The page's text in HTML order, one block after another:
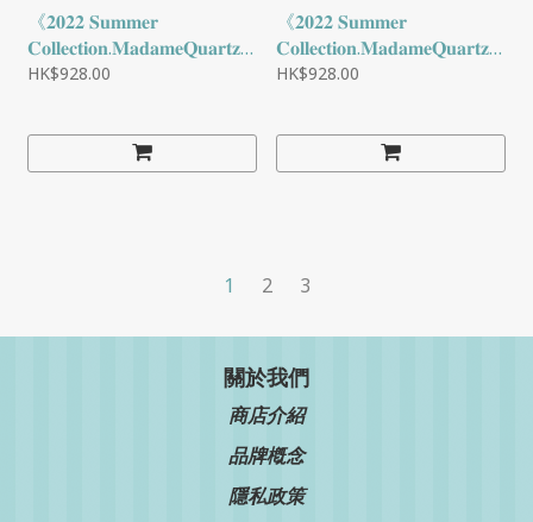
《𝟐𝟎𝟐𝟐 𝐒𝐮𝐦𝐦𝐞𝐫
𝐂𝐨𝐥𝐥𝐞𝐜𝐭𝐢𝐨𝐧.𝐌𝐚𝐝𝐚𝐦𝐞𝐐𝐮𝐚𝐫𝐭𝐳》-
《星閃海藍》
HK$928.00
《𝟐𝟎𝟐𝟐 𝐒𝐮𝐦𝐦𝐞𝐫
𝐂𝐨𝐥𝐥𝐞𝐜𝐭𝐢𝐨𝐧.𝐌𝐚𝐝𝐚𝐦𝐞𝐐𝐮𝐚𝐫𝐭𝐳》-
藍螢宮庭
HK$928.00
1 2 3
關於我們
商店介紹
品牌槪念
隱私政策